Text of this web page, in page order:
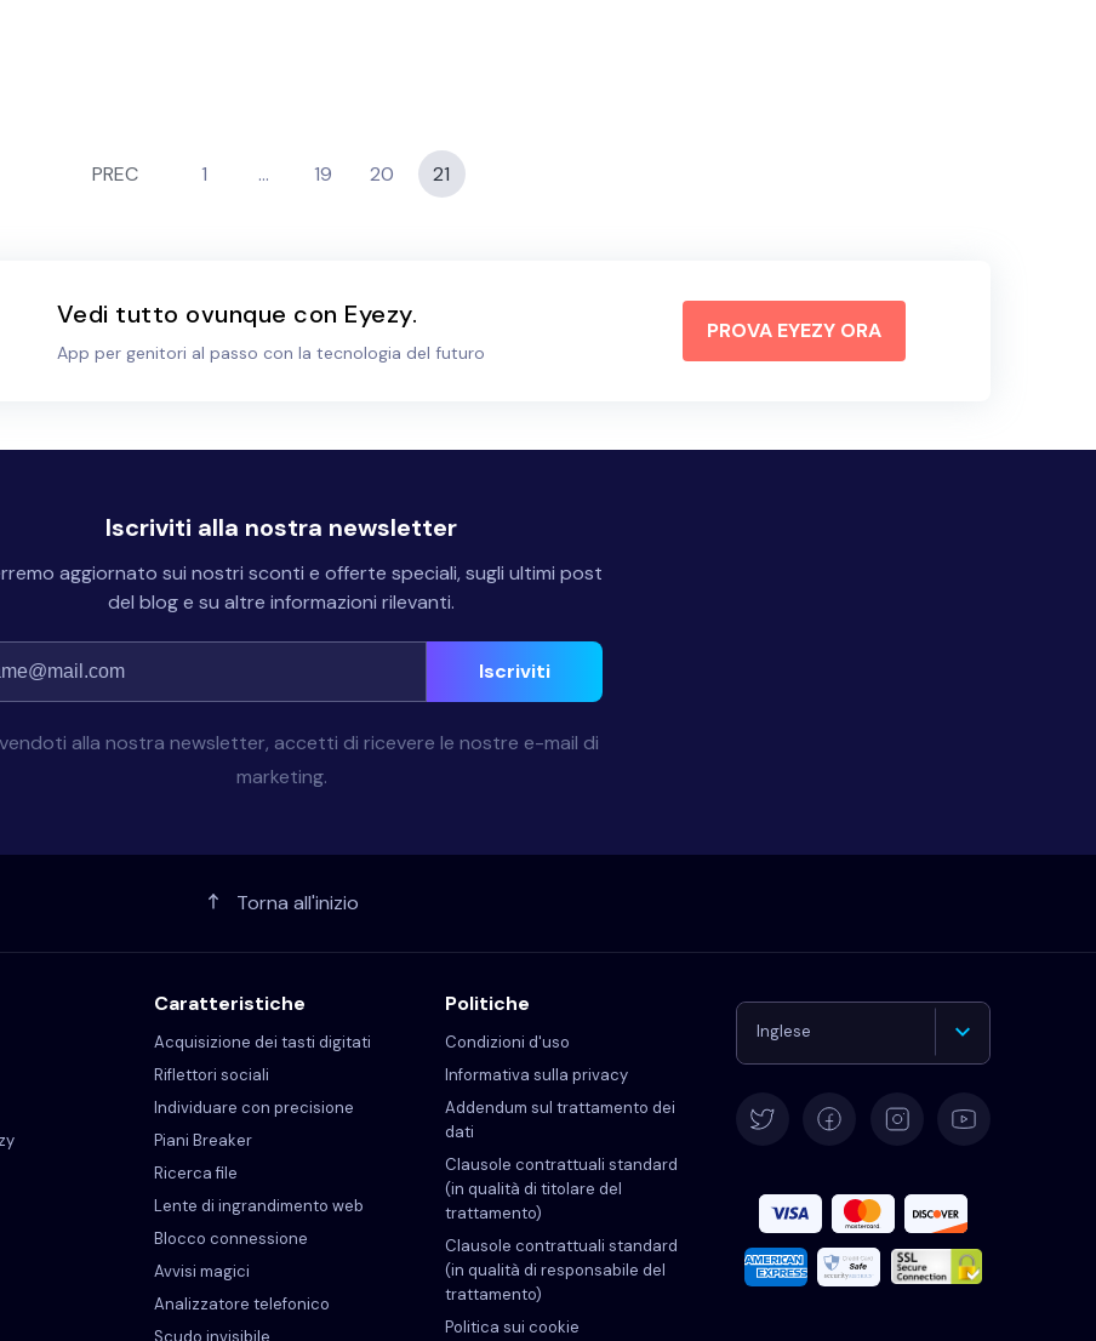
PREC 1 … 19 20 21
Vedi tutto ovunque con Eyezy.
App per genitori al passo con la tecnologia del futuro
PROVA EYEZY ORA
Iscriviti alla nostra newsletter
aggiornato sui nostri sconti e offerte speciali, sugli ultimi post
del blog e su altre informazioni rilevanti.
Iscriviti
alla nostra newsletter, accetti di ricevere le nostre e-mail di
marketing.
Torna all'inizio
Caratteristiche
Acquisizione dei tasti digitati
Riflettori sociali
Individuare con precisione
Piani Breaker
Ricerca file
Lente di ingrandimento web
Blocco connessione
Avvisi magici
Analizzatore telefonico
Scudo invisibile
Politiche
Condizioni d'uso
Informativa sulla privacy
Addendum sul trattamento dei
dati
Clausole contrattuali standard
(in qualità di titolare del
trattamento)
Clausole contrattuali standard
(in qualità di responsabile del
trattamento)
Politica sui cookie
Inglese
Francese